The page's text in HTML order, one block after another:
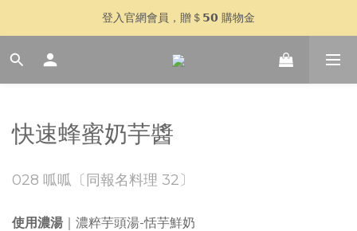
🥣 父親節快閃 𝟳 天｜全館 $𝟴𝟴𝟴 全家超取免運
登入官網會員，贈＄𝟱𝟬 購物金
加入 LINE 好友，傳訊「好想喝湯」再贈＄𝟱𝟬 購物金
快速蜂蜜奶芋醬
028 呱呱〔同報名料理 32〕
使用濃湯 ｜濃粹芋頭湯-恬芋鮮奶